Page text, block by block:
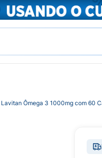
Lavitan Ômega 3 1000mg com 60